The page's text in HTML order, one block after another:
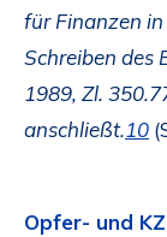
für Finanzen
Schreiben des
1989, Zl.
anschließt.10
Opfer- und